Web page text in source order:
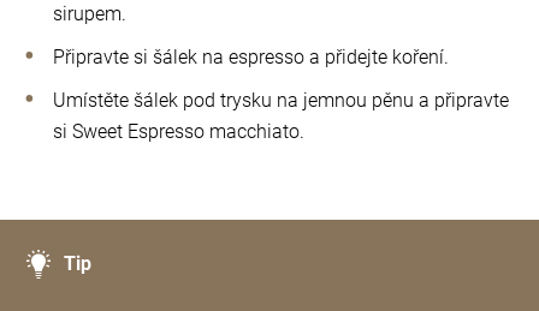
sirupem.
Připravte si šálek na espresso a přidejte koření.
Umístěte šálek pod trysku na jemnou pěnu a připravte
si Sweet Espresso macchiato.
Tip